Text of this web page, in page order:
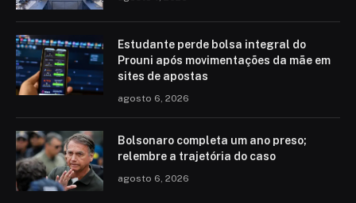
Estudante perde bolsa integral do
Prouni após movimentações da mãe em
sites de apostas
agosto 6, 2026
Bolsonaro completa um ano preso;
relembre a trajetória do caso
agosto 6, 2026